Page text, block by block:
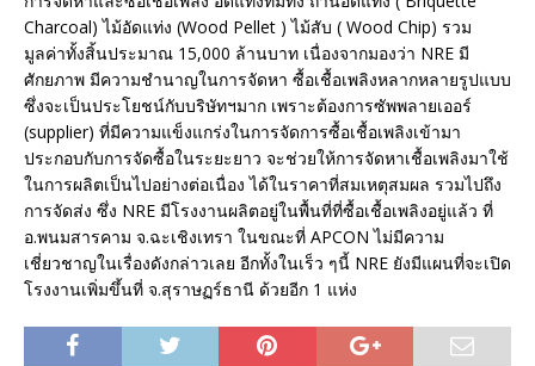
Charcoal) ไม้อัดแท่ง (Wood Pellet ) ไม้สับ ( Wood Chip) รวม
มูลค่าทั้งสิ้นประมาณ 15,000 ล้านบาท เนื่องจากมองว่า NRE มี
ศักยภาพ มีความชำนาญในการจัดหา ซื้อเชื้อเพลิงหลากหลายรูปแบบ
ซึ่งจะเป็นประโยชน์กับบริษัทฯมาก เพราะต้องการซัพพลายเออร์
(supplier) ที่มีความแข็งแกร่งในการจัดการซื้อเชื้อเพลิงเข้ามา
ประกอบกับการจัดซื้อในระยะยาว จะช่วยให้การจัดหาเชื้อเพลิงมาใช้
ในการผลิตเป็นไปอย่างต่อเนื่อง ได้ในราคาที่สมเหตุสมผล รวมไปถึง
การจัดส่ง ซึ่ง NRE มีโรงงานผลิตอยู่ในพื้นที่ที่ซื้อเชื้อเพลิงอยู่แล้ว ที่
อ.พนมสารคาม จ.ฉะเชิงเทรา ในขณะที่ APCON ไม่มีความ
เชี่ยวชาญในเรื่องดังกล่าวเลย อีกทั้งในเร็ว ๆนี้ NRE ยังมีแผนที่จะเปิด
โรงงานเพิ่มขึ้นที่ จ.สุราษฏร์ธานี ด้วยอีก 1 แห่ง